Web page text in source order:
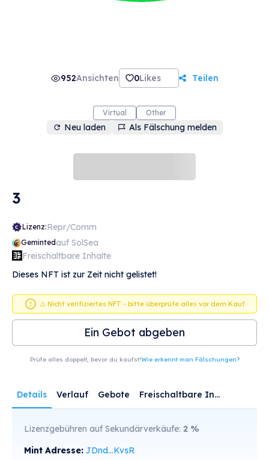
952Ansichten 0Likes Teilen
Virtual Other
Neu laden Als Fälschung melden
3
Lizenz:Repr/Comm
Gemintedauf SolSea
Freischaltbare Inhalte
Dieses NFT ist zur Zeit nicht gelistet!
⚠️ Nicht verifiziertes NFT - bitte überprüfe alles vor dem Kauf
Ein Gebot abgeben
Prüfe alles doppelt, bevor du kaufst!Wie erkennt man Fälschungen?
Details Verlauf Gebote Freischaltbare Inhalte
Lizenzgebühren auf Sekundärverkäufe: 2 %
Mint Adresse: JDnd...KvsR